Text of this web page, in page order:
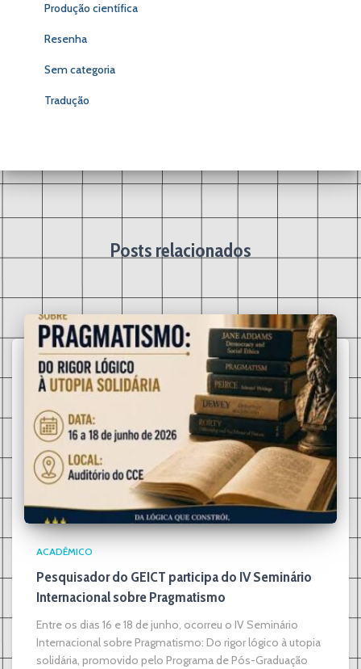
Produção científica
Resenha
Sem categoria
Tradução
Posts relacionados
ACADÊMICO
Pesquisador do GEICT participa do IV Seminário
Internacional sobre Pragmatismo
Entre os dias 16 e 18 de junho, ocorreu o IV Seminário
Internacional sobre Pragmatismo: Do rigor lógico à utopia
solidária, promovido pelo Programa de Pós-Graduação